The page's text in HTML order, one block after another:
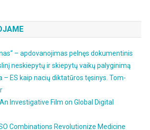
– apdovanojimas pelnęs dokumentinis
neskiepytų ir skiepytų vaikų palyginimą
– ES kaip nacių diktatūros tęsinys. Tom-
Investigative Film on Global Digital
Combinations Revolutionize Medicine